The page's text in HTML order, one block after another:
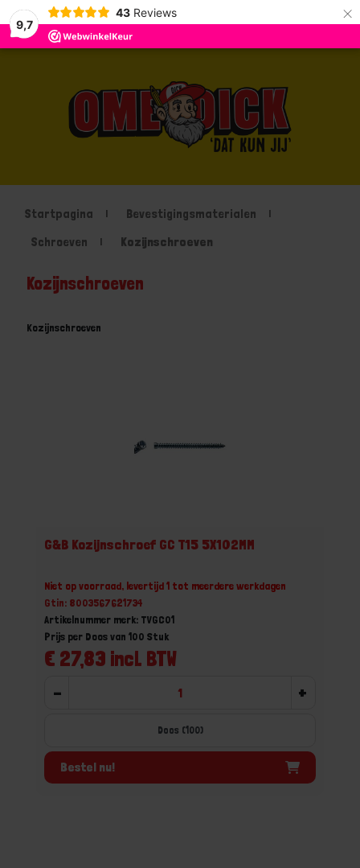
9,7
43 Reviews ×
Startpagina
Bevestigingsmaterialen
Schroeven
Kozijnschroeven
Kozijnschroeven
Kozijnschroeven
G&B Kozijnschroef GC T15 5X102MM
Niet op voorraad, levertijd 1 tot meerdere werkdagen
Gtin: 8003567621734
Artikelnummer merk: TVGC01
€ 27,83 incl. BTW
Prijs per Doos van 100 Stuk
- +
Doos (100)
Bestel nu!